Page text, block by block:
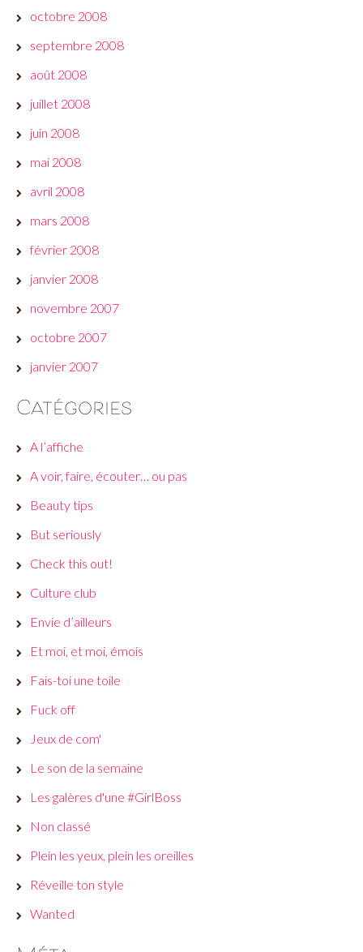
octobre 2008
septembre 2008
août 2008
juillet 2008
juin 2008
mai 2008
avril 2008
mars 2008
février 2008
janvier 2008
novembre 2007
octobre 2007
janvier 2007
Catégories
A l’affiche
A voir, faire, écouter… ou pas
Beauty tips
But seriously
Check this out!
Culture club
Envie d’ailleurs
Et moi, et moi, émois
Fais-toi une toile
Fuck off
Jeux de com'
Le son de la semaine
Les galères d'une #GirlBoss
Non classé
Plein les yeux, plein les oreilles
Réveille ton style
Wanted